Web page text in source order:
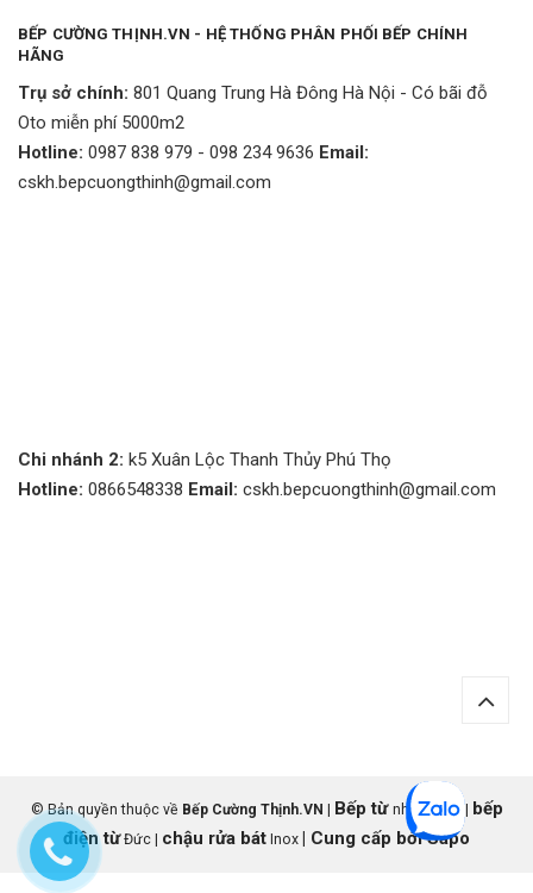
BẾP CƯỜNG THỊNH.VN - HỆ THỐNG PHÂN PHỐI BẾP CHÍNH
HÃNG
Trụ sở chính: 801 Quang Trung Hà Đông Hà Nội - Có bãi đỗ
Oto miễn phí 5000m2
Hotline: 0987 838 979 - 098 234 9636 Email:
cskh.bepcuongthinh@gmail.com
Chi nhánh 2: k5 Xuân Lộc Thanh Thủy Phú Thọ
Hotline: 0866548338 Email: cskh.bepcuongthinh@gmail.com
© Bản quyền thuộc về Bếp Cường Thịnh.VN | Bếp từ nhập khẩu | bếp
điện từĐức | chậu rửa bát Inox | Cung cấp bởiSapo